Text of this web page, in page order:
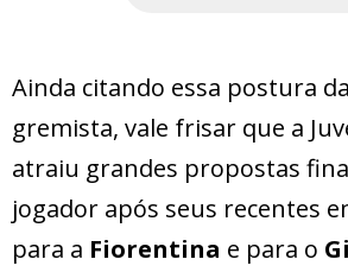
Ainda citando essa postura
gremista, vale frisar que a
atraiu grandes propostas
jogador após seus recentes
para a Fiorentina e para o